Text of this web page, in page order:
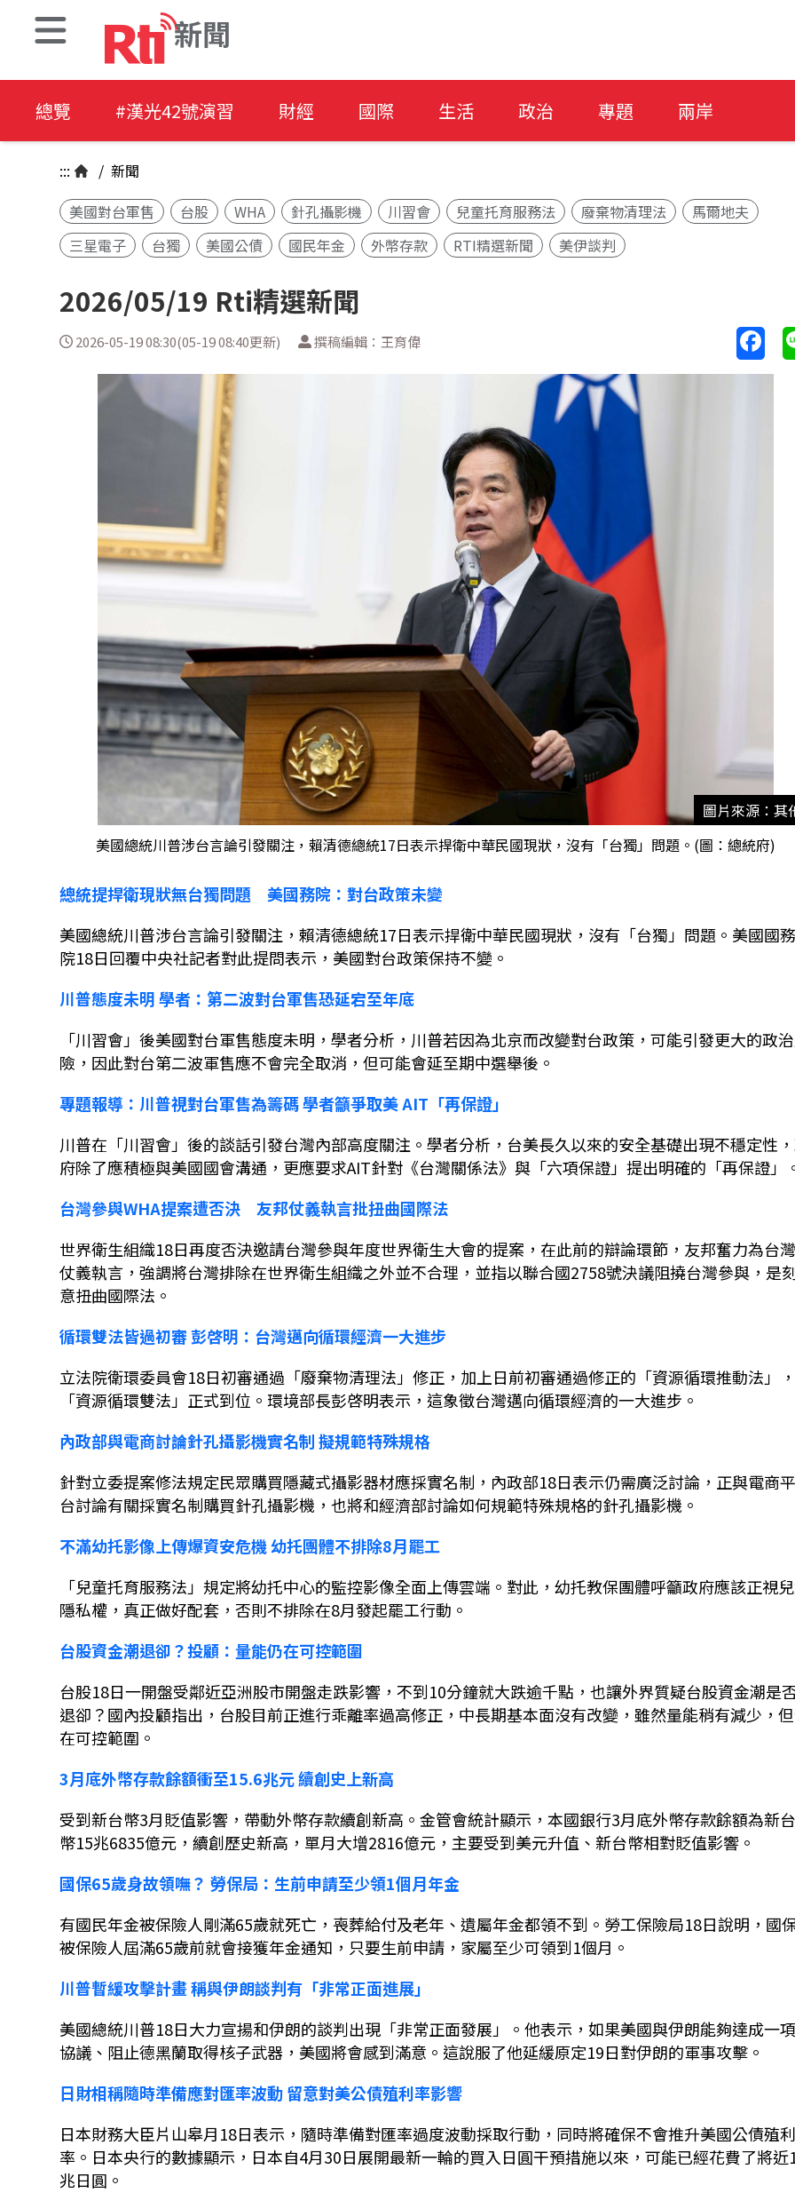
新聞
總覽 #漢光42號演習 財經 國際 生活 政治 專題 兩岸
::: / 新聞
美國對台軍售
台股 WHA 針孔攝影機 川習會 兒童托育服務法 廢棄物清理法
馬爾地夫
三星電子
台獨 美國公債 國民年金 外幣存款 RTI精選新聞 美伊談判
2026/05/19 Rti精選新聞
2026-05-19 08:30(05-19 08:40更新) 撰稿編輯：王育偉
圖片來源：其
美國總統川普涉台言論引發關注，賴清德總統17日表示捍衛中華民國現狀，沒有「台獨」問題。(圖：總統府)
總統提捍衛現狀無台獨問題 美國務院：對台政策未變
美國總統川普涉台言論引發關注，賴清德總統17日表示捍衛中華民國現狀，沒有「台獨」問題。美國國務
院18日回覆中央社記者對此提問表示，美國對台政策保持不變。
川普態度未明 學者：第二波對台軍售恐延宕至年底
「川習會」後美國對台軍售態度未明，學者分析，川普若因為北京而改變對台政策，可能引發更大的政
險，因此對台第二波軍售應不會完全取消，但可能會延至期中選舉後。
專題報導： 川普視對台軍售為籌碼學者籲爭取美AIT 「再保證」
川普在「川習會」後的談話引發台灣內部高度關注。學者分析，台美長久以來的安全基礎出現不穩定性
府除了應積極與美國國會溝通，更應要求AIT針對《台灣關係法》與「六項保證」提出明確的「再保證」
台灣參與WHA提案遭否決 友邦仗義執言批扭曲國際法
世界衛生組織18日再度否決邀請台灣參與年度世界衛生大會的提案，在此前的辯論環節，友邦奮力為台灣
仗義執言，強調將台灣排除在世界衛生組織之外並不合理，並指以聯合國2758號決議阻撓台灣參與，是
意扭曲國際法。
循環雙法皆過初審彭啓明：台灣邁向循環經濟一大進步
立法院衛環委員會18日初審通過「廢棄物清理法」修正，加上日前初審通過修正的「資源循環推動法」，
「資源循環雙法」正式到位。環境部長彭啓明表示，這象徵台灣邁向循環經濟的一大進步。
內政部與電商討論針孔攝影機實名制 擬規範特殊規格
針對立委提案修法規定民眾購買隱藏式攝影器材應採實名制，內政部18日表示仍需廣泛討論，正與電商平
台討論有關採實名制購買針孔攝影機，也將和經濟部討論如何規範特殊規格的針孔攝影機。
不滿幼托影像上傳爆資安危機幼托團體不排除8月罷工
「兒童托育服務法」規定將幼托中心的監控影像全面上傳雲端。對此，幼托教保團體呼籲政府應該正視
隱私權，真正做好配套，否則不排除在8月發起罷工行動。
台股資金潮退卻？投顧：量能仍在可控範圍
台股18日一開盤受鄰近亞洲股市開盤走跌影響，不到10分鐘就大跌逾千點，也讓外界質疑台股資金潮是
退卻？國內投顧指出，台股目前正進行乖離率過高修正，中長期基本面沒有改變，雖然量能稍有減少，
在可控範圍。
3月底外幣存款餘額衝至15.6兆元續創史上新高
受到新台幣3月貶值影響，帶動外幣存款續創新高。金管會統計顯示，本國銀行3月底外幣存款餘額為新台
幣15兆6835億元，續創歷史新高，單月大增2816億元，主要受到美元升值、新台幣相對貶值影響。
國保65歲身故領嘸？ 勞保局：生前申請至少領1個月年金
有國民年金被保險人剛滿65歲就死亡，喪葬給付及老年、遺屬年金都領不到。勞工保險局18日說明，國
被保險人屆滿65歲前就會接獲年金通知，只要生前申請，家屬至少可領到1個月。
川普暫緩攻擊計畫稱與伊朗談判有「非常正面進展」
美國總統川普18日大力宣揚和伊朗的談判出現「非常正面發展」。他表示，如果美國與伊朗能夠達成一項
協議、阻止德黑蘭取得核子武器，美國將會感到滿意。這說服了他延緩原定19日對伊朗的軍事攻擊。
日財相稱隨時準備應對匯率波動留意對美公債殖利率影響
日本財務大臣片山皋月18日表示，隨時準備對匯率過度波動採取行動，同時將確保不會推升美國公債殖利
率。 日本央行的數據顯示，日本自4月30日展開最新一輪的買入日圓干預措施以來，可能已經花費了將近
兆日圓。